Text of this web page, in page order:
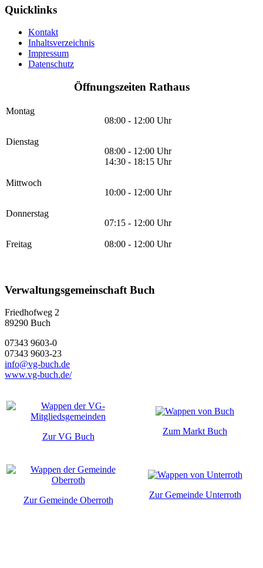
Quicklinks
Kontakt
Inhaltsverzeichnis
Impressum
Datenschutz
Öffnungszeiten Rathaus
Montag
08:00 - 12:00 Uhr
Dienstag
08:00 - 12:00 Uhr
14:30 - 18:15 Uhr
Mittwoch
10:00 - 12:00 Uhr
Donnerstag
07:15 - 12:00 Uhr
Freitag 08:00 - 12:00 Uhr
Verwaltungsgemeinschaft Buch
Friedhofweg 2
89290 Buch
07343 9603-0
07343 9603-23
info@vg-buch.de
www.vg-buch.de/
Zur VG Buch
Zum Markt Buch
Zur Gemeinde Oberroth
Zur Gemeinde Unterroth